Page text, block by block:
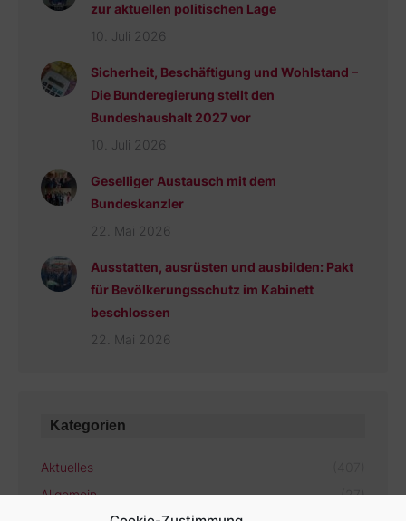
zur aktuellen politischen Lage
10. Juli 2026
Sicherheit, Beschäftigung und Wohlstand –
Die Bunderegierung stellt den
Bundeshaushalt 2027 vor
10. Juli 2026
Geselliger Austausch mit dem
Bundeskanzler
22. Mai 2026
Ausstatten, ausrüsten und ausbilden: Pakt
für Bevölkerungsschutz im Kabinett
beschlossen
22. Mai 2026
Kategorien
Aktuelles
Allgemein
(27)